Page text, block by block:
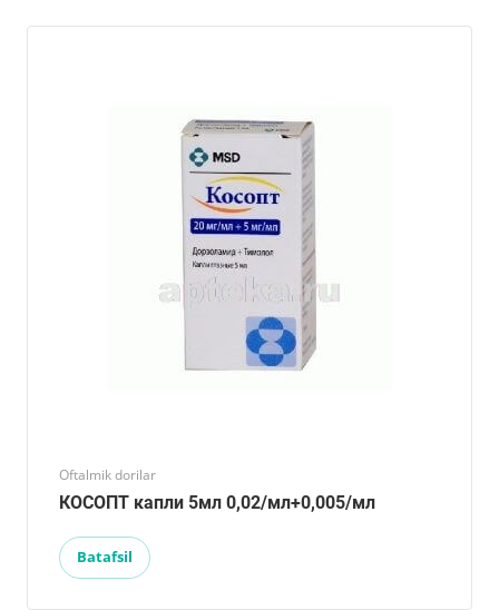
Oftalmik dorilar
КОСОПТ капли 5мл 0,02/мл+0,005/мл
Batafsil